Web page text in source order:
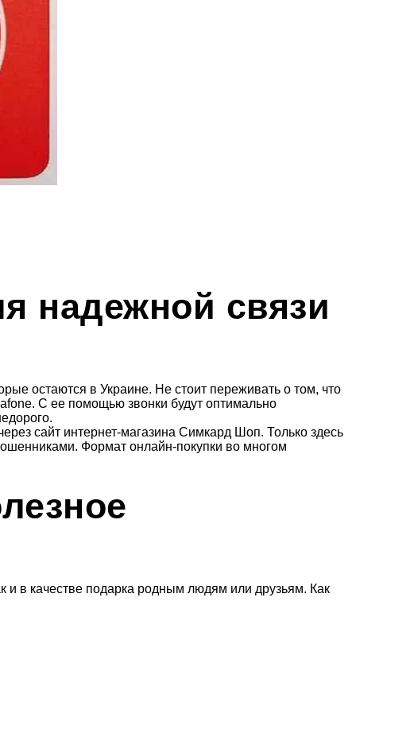
надежной связи
остаются в Украине. Не стоит переживать о том, что
С ее помощью звонки будут оптимально
сайт интернет-магазина Симкард Шоп. Только здесь
Формат онлайн-покупки во многом
и в качестве подарка родным людям или друзьям. Как